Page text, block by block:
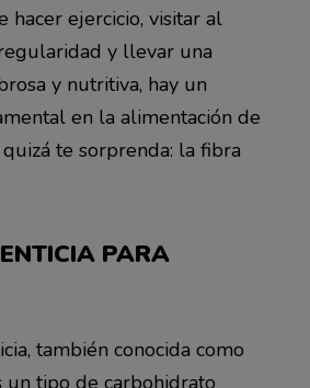
hacer ejercicio, visitar al
y llevar una
y nutritiva, hay un
en la alimentación de
te sorprenda: la fibra
PARA
también conocida como